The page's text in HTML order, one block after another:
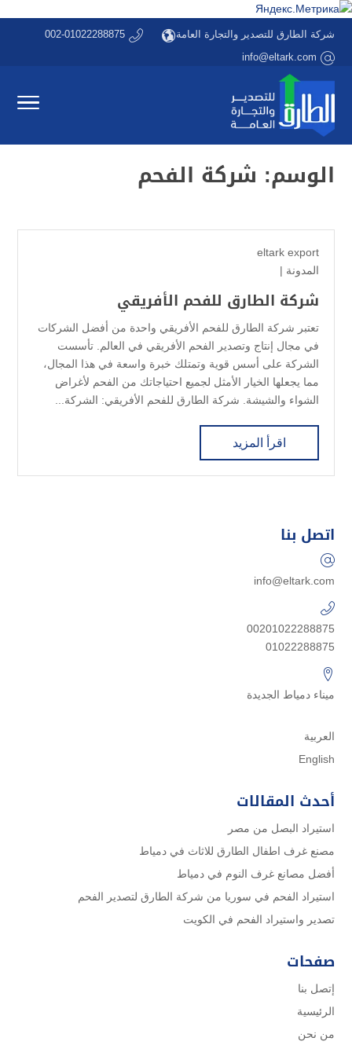
شركة الطارق للتصدير والتجارة العامة
002-01022288875
info@eltark.com
الوسم: شركة الفحم
eltark export
المدونة |
شركة الطارق للفحم الأفريقي
تعتبر شركة الطارق للفحم الأفريقي واحدة من أفضل الشركات
في مجال إنتاج وتصدير الفحم الأفريقي في العالم. تأسست
الشركة على أسس قوية وتمتلك خبرة واسعة في هذا المجال،
مما يجعلها الخيار الأمثل لجميع احتياجاتك من الفحم لأغراض
الشواء والشيشة. شركة الطارق للفحم الأفريقي: الشركة...
اقرأ المزيد
اتصل بنا
info@eltark.com
00201022288875
01022288875
ميناء دمياط الجديدة
العربية
English
أحدث المقالات
استيراد البصل من مصر
مصنع غرف اطفال الطارق للاثاث في دمياط
أفضل مصانع غرف النوم في دمياط
استيراد الفحم في سوريا من شركة الطارق لتصدير الفحم
تصدير واستيراد الفحم في الكويت
صفحات
إتصل بنا
الرئيسية
من نحن